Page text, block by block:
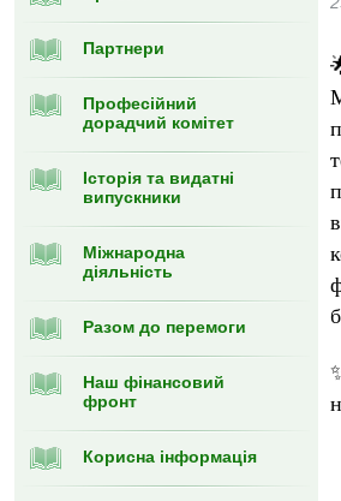
Партнери
Професійний
дорадчий комітет
Історія та видатні
випускники
Міжнародна
діяльність
Разом до перемоги
Наш фінансовий
фронт
Корисна інформація